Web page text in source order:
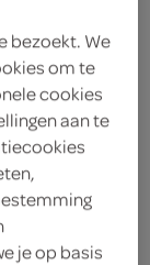
bezoekt. We
om te
cookies
aan te
je op basis